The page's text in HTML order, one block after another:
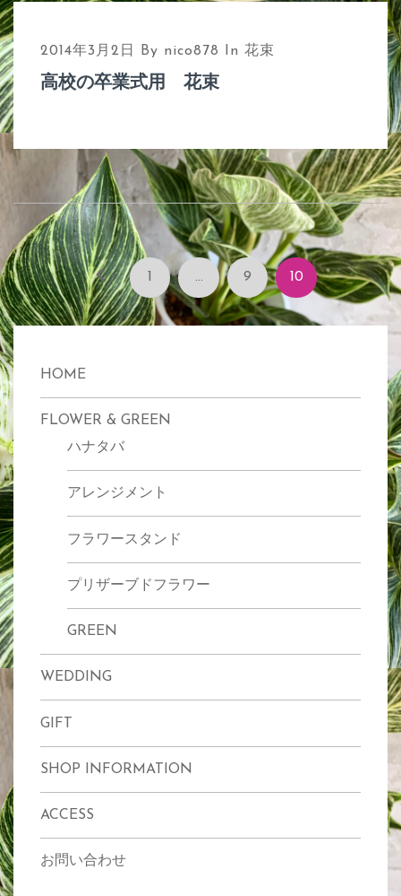
2014年3月2日 By nico878 In 花束
高校の卒業式用 花束
稿
の
ペ
ー
ジ
送
前
の
ー
ジ
P
a
e
… P
a
e
9 P
a
e
10
HOME
FLOWER & GREEN
ハナタバ
アレンジメント
フラワースタンド
プリザーブドフラワー
GREEN
WEDDING
GIFT
SHOP INFORMATION
ACCESS
お問い合わせ